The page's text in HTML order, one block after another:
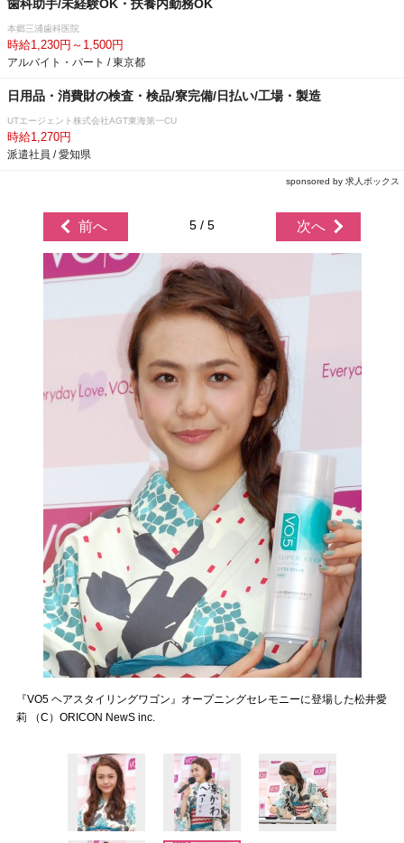
歯科助手/未経験OK・扶養内勤務OK
本郷三浦歯科医院
時給1,230円～1,500円
アルバイト・パート / 東京都
日用品・消費財の検査・検品/寮完備/日払い/工場・製造
UTエージェント株式会社AGT東海第一CU
時給1,270円
派遣社員 / 愛知県
sponsored by 求人ボックス
前へ 5 / 5 次へ
『VO5 ヘアスタイリングワゴン』オープニングセレモニーに登場した松井愛
莉 （C）ORICON NewS inc.